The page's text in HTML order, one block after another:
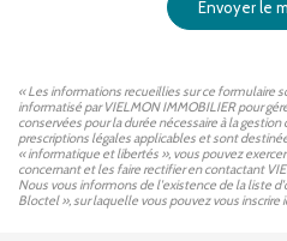
Envoyer le
« Les informations recueillies sur ce formulaire
informatisé par VIELMON IMMOBILIER pour
conservées pour la durée nécessaire à la
prescriptions légales applicables et sont
« informatique et libertés », vous pouvez
concernant et les faire rectifier en contactant
Nous vous informons de l'existence de la liste
Bloctel », sur laquelle vous pouvez vous inscrire